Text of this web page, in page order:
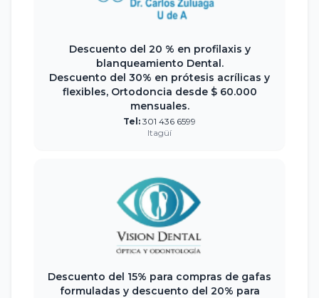
Descuento del 20 % en profilaxis y
blanqueamiento Dental.
Descuento del 30% en prótesis acrílicas y
flexibles, Ortodoncia desde $ 60.000
mensuales.
Tel: 301 436 6599
Itagüí
Descuento del 15% para compras de gafas
formuladas y descuento del 20% para